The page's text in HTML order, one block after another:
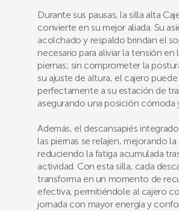
Durante sus pausas, la silla alta
convierte en su mejor aliada. Su
acolchado y respaldo brindan el
necesario para aliviar la tensión en
piernas; sin comprometer la
su ajuste de altura, el cajero
perfectamente a su estación de
asegurando una posición cómoda
Además, el descansapiés
las piernas se relajen, mejorando
reduciendo la fatiga acumulada
actividad. Con esta silla, cada
transforma en un momento de
efectiva, permitiéndole al cajero
jornada con mayor energía y